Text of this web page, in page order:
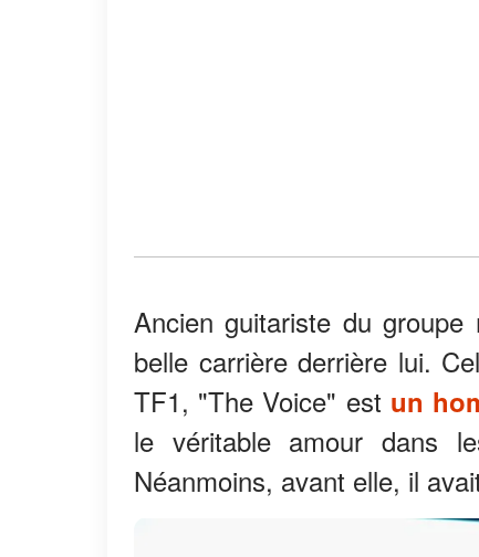
Ancien guitariste du
belle carrière derrière lui.
TF1, "The Voice" est un
le véritable amour dans
Néanmoins, avant elle, il